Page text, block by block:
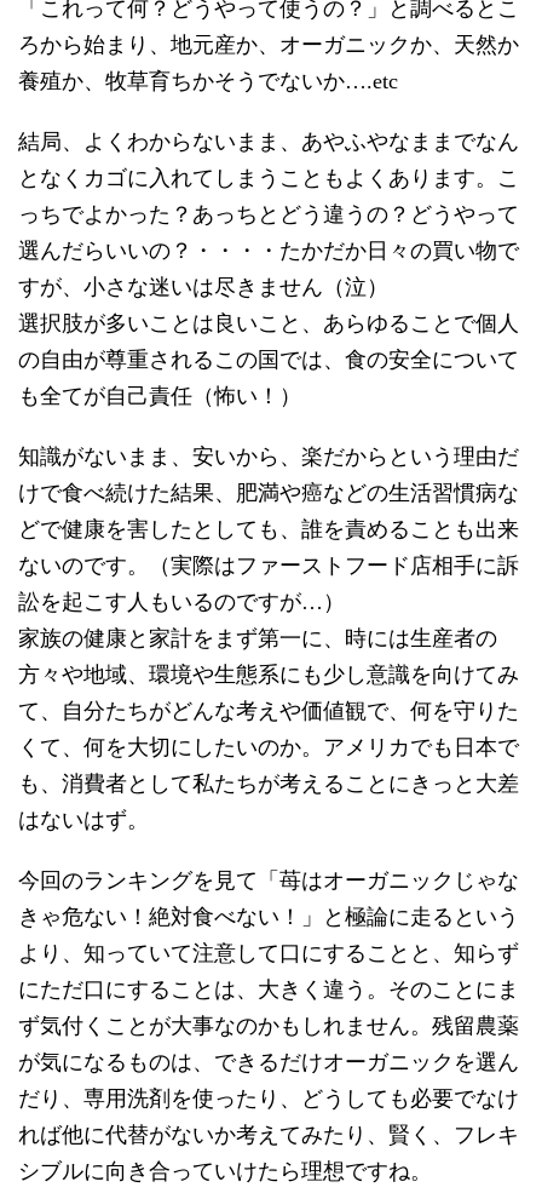
「これって何？どうやって使うの？」と調べるとこ
ろから始まり、地元産か、オーガニックか、天然か
養殖か、牧草育ちかそうでないか….etc
結局、よくわからないまま、あやふやなままでなん
となくカゴに入れてしまうこともよくあります。こ
っちでよかった？あっちとどう違うの？どうやって
選んだらいいの？・・・・たかだか日々の買い物で
すが、小さな迷いは尽きません（泣）
選択肢が多いことは良いこと、あらゆることで個人
の自由が尊重されるこの国では、食の安全について
も全てが自己責任（怖い！）
知識がないまま、安いから、楽だからという理由だ
けで食べ続けた結果、肥満や癌などの生活習慣病な
どで健康を害したとしても、誰を責めることも出来
ないのです。（実際はファーストフード店相手に訴
訟を起こす人もいるのですが…）
家族の健康と家計をまず第一に、時には生産者の
方々や地域、環境や生態系にも少し意識を向けてみ
て、自分たちがどんな考えや価値観で、何を守りた
くて、何を大切にしたいのか。アメリカでも日本で
も、消費者として私たちが考えることにきっと大差
はないはず。
今回のランキングを見て「苺はオーガニックじゃな
きゃ危ない！絶対食べない！」と極論に走るという
より、知っていて注意して口にすることと、知らず
にただ口にすることは、大きく違う。そのことにま
ず気付くことが大事なのかもしれません。残留農薬
が気になるものは、できるだけオーガニックを選ん
だり、専用洗剤を使ったり、どうしても必要でなけ
れば他に代替がないか考えてみたり、賢く、フレキ
シブルに向き合っていけたら理想ですね。